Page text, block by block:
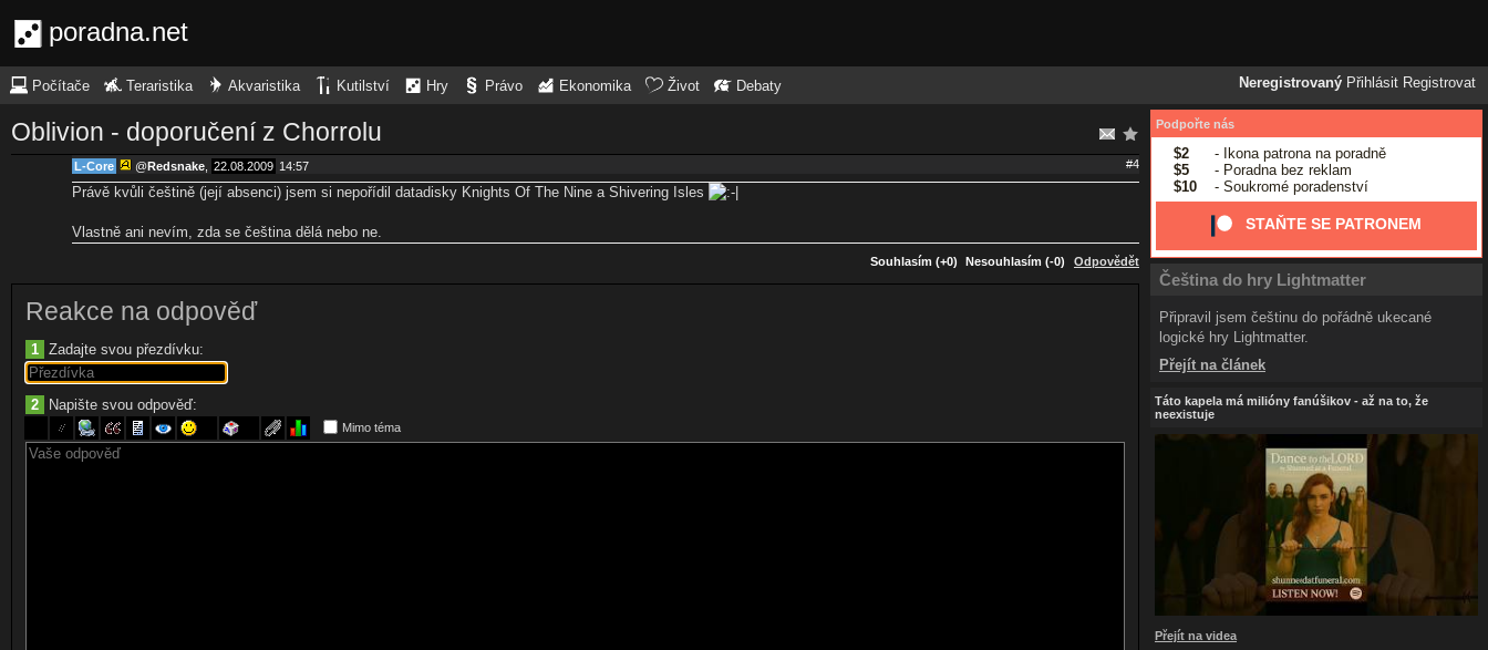
poradna.net
Neregistrovaný Přihlásit Registrovat
Počítače Teraristika Akvaristika Kutilství Hry Právo Ekonomika Život Debaty
Oblivion - doporučení z Chorrolu
L-Core @Redsnake 22.08.2009 14:57 #4
Právě kvůli češtině (její absenci) jsem si nepořídil datadisky Knights Of The Nine a Shivering Isles
Vlastně ani nevím, zda se čeština dělá nebo ne.
Souhlasím (+0) Nesouhlasím (-0) Odpovědět
Reakce na odpověď
1 Zadajte svou přezdívku:
2 Napište svou odpověď:
Mimo téma
Podpořte nás
$2
- Ikona patrona na poradně
$5
- Poradna bez reklam
$10
- Soukromé poradenství
STAŇTE SE PATRONEM
Čeština do hry Lightmatter
Připravil jsem češtinu do pořádně ukecané
logické hry Lightmatter.
Přejít na článek
Táto kapela má milióny fanúšikov - až na to, že
neexistuje
Přejít na videa